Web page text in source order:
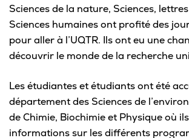
Services à la population
Stages et emplois pour étudiants
Communications
Liens utiles
Sciences de la nature, Sciences,
Sciences humaines ont profité des
pour aller à l’UQTR. Ils ont eu une
découvrir le monde de la recherche
Les étudiantes et étudiants ont été
département des Sciences de
de Chimie, Biochimie et Physique où
informations sur les différents